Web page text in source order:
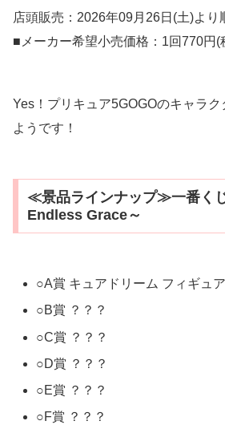
店頭販売：2026年09月26日(土)より
■メーカー希望小売価格：1回770円(
Yes！プリキュア5GOGOのキャラ
ようです！
≪景品ラインナップ≫一番く
Endless Grace～
○A賞 キュアドリーム フィギュア
○B賞 ？？？
○C賞 ？？？
○D賞 ？？？
○E賞 ？？？
○F賞 ？？？